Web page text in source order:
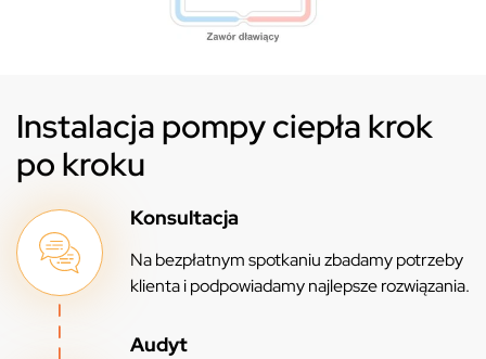
Instalacja pompy ciepła krok
po kroku
Konsultacja
Na bezpłatnym spotkaniu zbadamy potrzeby
klienta i podpowiadamy najlepsze rozwiązania.
Audyt